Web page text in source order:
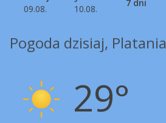
09.08.
10.08.
7 dni
Pogoda dzisiaj, Platania
29°